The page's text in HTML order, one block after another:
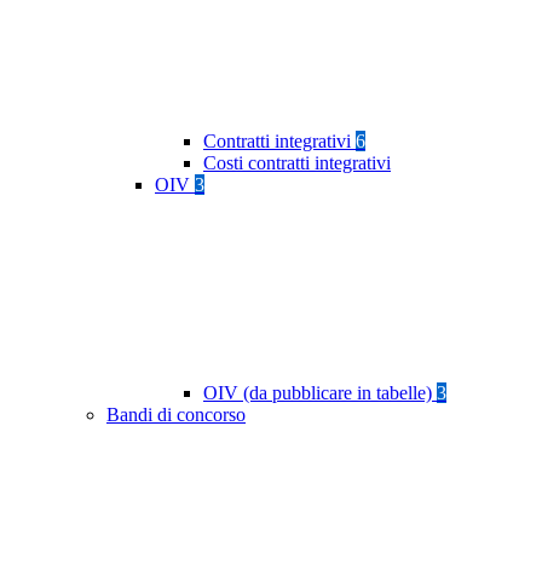
Contratti integrativi 6
Costi contratti integrativi
OIV 3
OIV (da pubblicare in tabelle) 3
Bandi di concorso